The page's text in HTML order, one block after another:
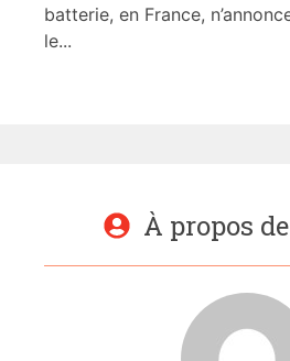
batterie, en France,
le...
À propos